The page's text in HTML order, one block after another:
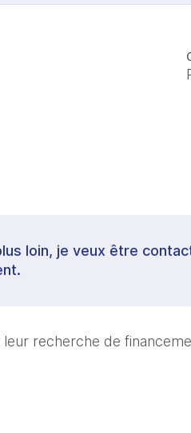
loin, je veux être
recherche de